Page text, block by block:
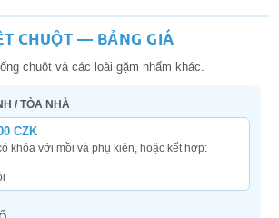
CHUỘT — BẢNG GIÁ
chuột và các loài gặm nhấm khác.
/ TÒA NHÀ
CZK
khóa với mồi và phụ kiện, hoặc kết hợp: